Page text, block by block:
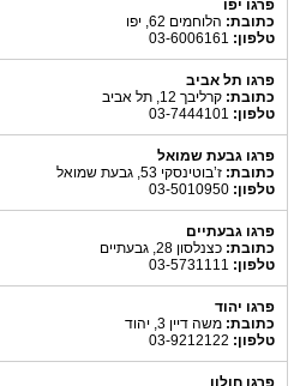
פרגו יפו
כתובת: הלוחמים 62, יפו
טלפון:
פרגו תל אביב
כתובת: קרליבך 12, תל אביב
טלפון:
פרגו גבעת שמואל
כתובת: ז’בוטינסקי 53, גבעת שמואל
טלפון:
פרגו גבעתיים
כתובת: כצנלסון 28, גבעתיים
טלפון:
פרגו יהוד
כתובת: משה דיין 3, יהוד
טלפון:
פרגו חולון